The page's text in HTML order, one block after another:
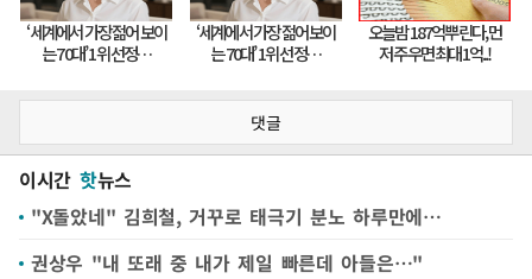
댓글
이시간 핫뉴스
"X돌았네" 김희철, 거꾸로 태극기 분노 하루만에…
권상우 "내 또래 중 내가 제일 빠른데 아들은…"